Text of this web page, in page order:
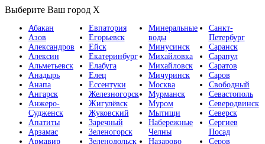
Выберите Ваш город X
Абакан
Азов
Александров
Алексин
Альметьевск
Анадырь
Анапа
Ангарск
Анжеро-
Судженск
Апатиты
Арзамас
Армавир
Евпатория
Егорьевск
Ейск
Екатеринбург
Елабуга
Елец
Ессентуки
Железногорск
Жигулёвск
Жуковский
Заречный
Зеленогорск
Зеленодольск
Минеральные
воды
Минусинск
Михайловка
Михайловск
Мичуринск
Москва
Мурманск
Муром
Мытищи
Набережные
Челны
Назарово
Санкт-
Петербург
Саранск
Сарапул
Саратов
Саров
Свободный
Севастополь
Северодвинск
Северск
Сергиев
Посад
Серов